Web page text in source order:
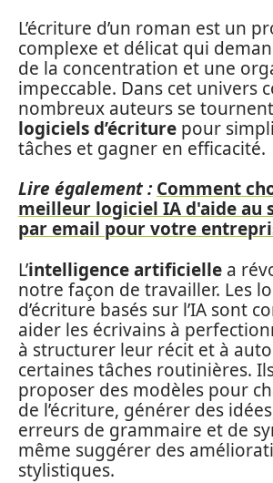
L’écriture d’un roman est un
complexe et délicat qui
de la concentration et une
impeccable. Dans cet univers
nombreux auteurs se
logiciels d’écriture pour
tâches et gagner en efficacité.
Lire également : Comment
meilleur logiciel IA d'aide au
par email pour votre
L’intelligence artificielle a
notre façon de travailler. Les
d’écriture basés sur l’IA sont
aider les écrivains à
à structurer leur récit et à
certaines tâches routinières.
proposer des modèles pour
de l’écriture, générer des
erreurs de grammaire et de
même suggérer des
stylistiques.